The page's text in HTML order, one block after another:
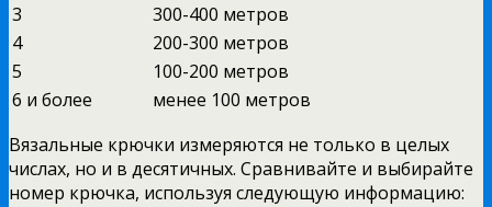
3
300-400 метров
4
200-300 метров
5
100-200 метров
6 и более
менее 100 метров
Вязальные крючки измеряются не только в целых
числах, но и в десятичных. Сравнивайте и выбирайте
номер крючка, используя следующую информацию: